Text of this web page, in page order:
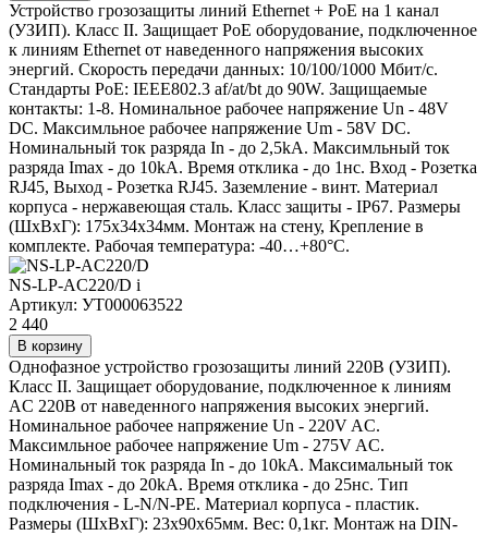
Устройство грозозащиты линий Ethernet + PoE на 1 канал
(УЗИП). Класс II. Защищает PoE оборудование, подключенное
к линиям Ethernet от наведенного напряжения высоких
энергий. Скорость передачи данных: 10/100/1000 Мбит/c.
Стандарты PoE: IEEE802.3 af/at/bt до 90W. Защищаемые
контакты: 1-8. Номинальное рабочее напряжение Un - 48V
DC. Максимльное рабочее напряжение Um - 58V DC.
Номинальный ток разряда In - до 2,5kA. Максимльный ток
разряда Imax - до 10kA. Время отклика - до 1нс. Вход - Розетка
RJ45, Выход - Розетка RJ45. Заземление - винт. Материал
корпуса - нержавеющая сталь. Класс защиты - IP67. Размеры
(ШхВхГ): 175x34x34мм. Монтаж на стену, Крепление в
комплекте. Рабочая температура: -40…+80°С.
NS-LP-AC220/D i
Артикул: УТ000063522
2 440
В корзину
Однофазное устройство грозозащиты линий 220В (УЗИП).
Класс II. Защищает оборудование, подключенное к линиям
AC 220В от наведенного напряжения высоких энергий.
Номинальное рабочее напряжение Un - 220V AC.
Максимльное рабочее напряжение Um - 275V AC.
Номинальный ток разряда In - до 10kA. Максимальный ток
разряда Imax - до 20kA. Время отклика - до 25нс. Тип
подключения - L-N/N-PE. Материал корпуса - пластик.
Размеры (ШxВxГ): 23x90x65мм. Вес: 0,1кг. Монтаж на DIN-